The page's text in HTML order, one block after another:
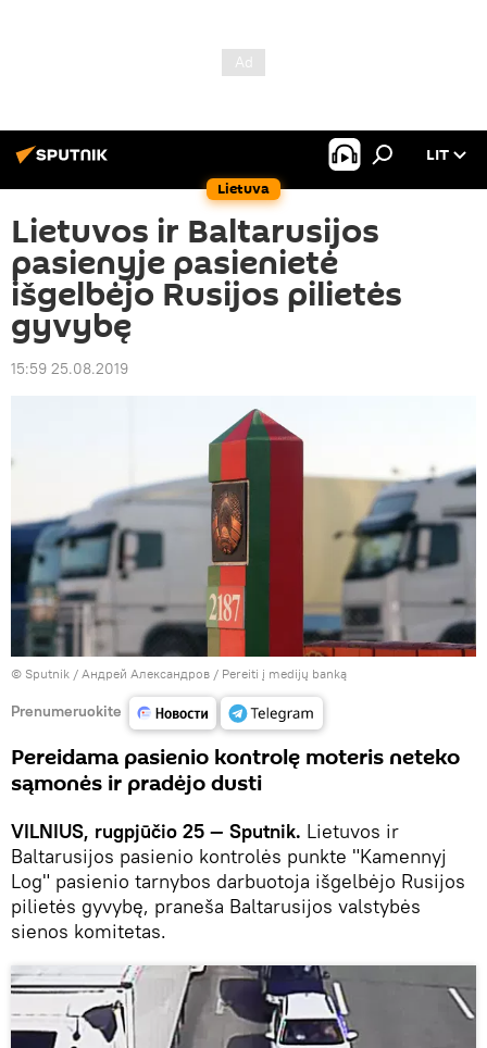
Lietuva
LIT
Lietuvos ir Baltarusijos
pasienyje pasienietė
išgelbėjo Rusijos pilietės
gyvybę
15:59 25.08.2019
© Sputnik / Андрей Александров / Pereiti į medijų banką
Prenumeruokite
Pereidama pasienio kontrolę moteris neteko
sąmonės ir pradėjo dusti
VILNIUS, rugpjūčio 25 — Sputnik. Lietuvos ir
Baltarusijos pasienio kontrolės punkte "Kamennyj
Log" pasienio tarnybos darbuotoja išgelbėjo Rusijos
pilietės gyvybę, praneša Baltarusijos valstybės
sienos komitetas.